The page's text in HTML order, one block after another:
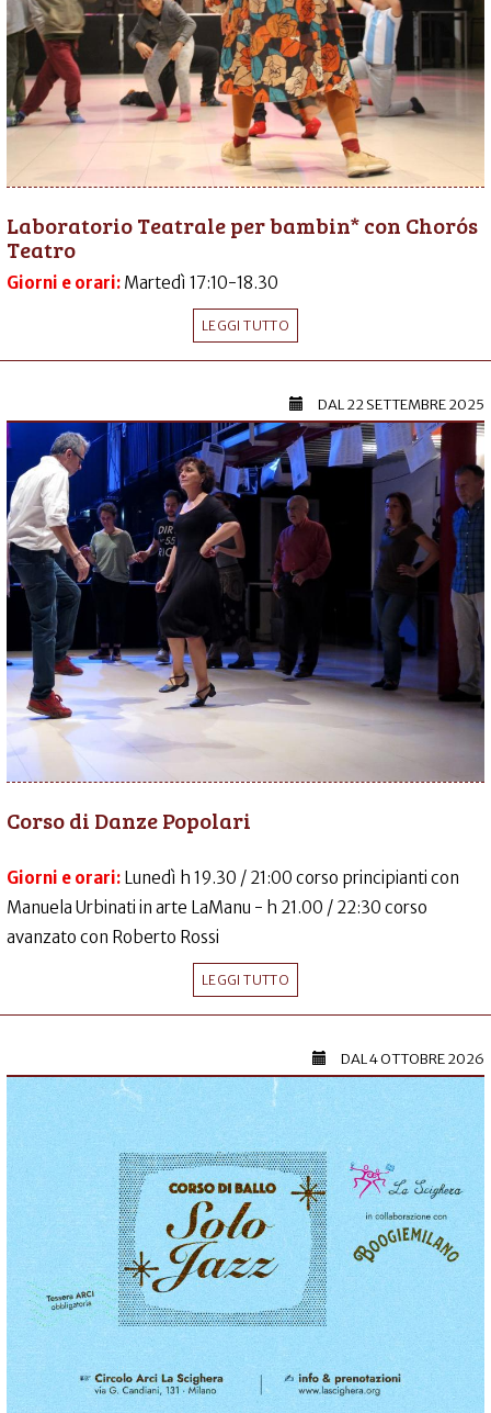
Laboratorio Teatrale per bambin* con Chorós
Teatro
Giorni e orari: Martedì 17:10-18.30
LEGGI TUTTO
DAL22 SETTEMBRE 2025
Corso di Danze Popolari
Giorni e orari: Lunedì h 19.30 / 21:00 corso principianti con
Manuela Urbinati in arte LaManu - h 21.00 / 22:30 corso
avanzato con Roberto Rossi
LEGGI TUTTO
DAL4 OTTOBRE 2026